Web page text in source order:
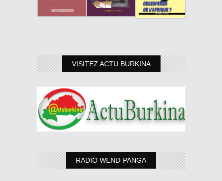
VISITEZ ACTU BURKINA
RADIO WEND-PANGA